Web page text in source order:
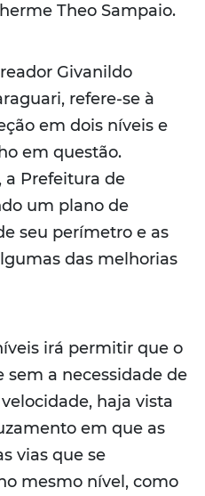
Theo Sampaio.
Givanildo
refere-se à
em dois níveis e
em questão.
Prefeitura de
um plano de
seu perímetro e as
das melhorias
irá permitir que o
a necessidade de
haja vista
em que as
vias que se
mesmo nível, como